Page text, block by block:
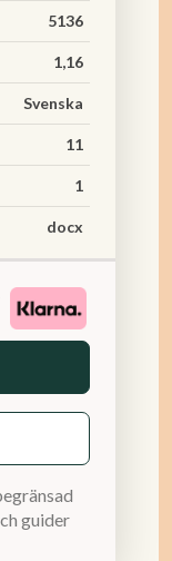
5136
1,16
Svenska
11
1
docx
guider